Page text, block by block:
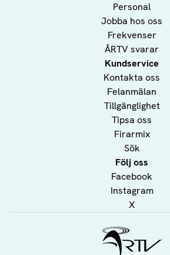
Personal
Jobba hos oss
Frekvenser
ÅRTV svarar
Kundservice
Kontakta oss
Felanmälan
Tillgänglighet
Tipsa oss
Firarmix
Sök
Följ oss
Facebook
Instagram
X